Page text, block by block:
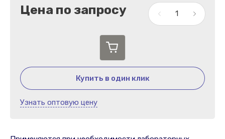
Цена по запросу
Купить в один клик
Узнать оптовую цену